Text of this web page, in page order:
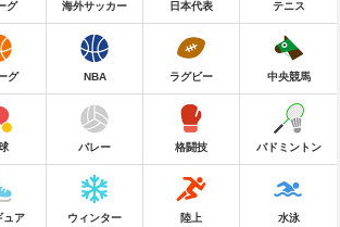
グ 海外サッカー 日本代表 テニス
グ NBA ラグビー 中央競馬
バレー 格闘技 バドミントン
ュア ウィンター 陸上 水泳